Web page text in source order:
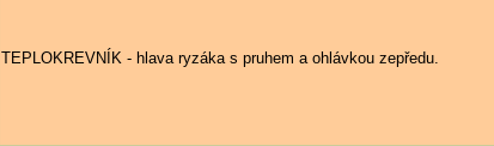
TEPLOKREVNÍK - hlava ryzáka s pruhem a ohlávkou zepředu.